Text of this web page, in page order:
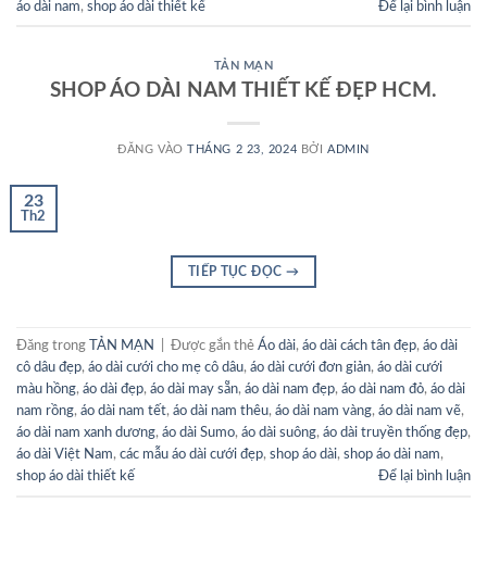
áo dài nam, shop áo dài thiết kế Để lại bình luận
TẢN MẠN
SHOP ÁO DÀI NAM THIẾT KẾ ĐẸP HCM.
ĐĂNG VÀOTHÁNG 2 23, 2024 BỞI ADMIN
23
Th2
TIẾP TỤC ĐỌC →
Đăng trong TẢN MẠN Được gắn thẻ Áo dài, áo dài cách tân đẹp, áo dài
cô dâu đẹp, áo dài cưới cho mẹ cô dâu, áo dài cưới đơn giản, áo dài cưới
màu hồng, áo dài đẹp, áo dài may sẵn, áo dài nam đẹp, áo dài nam đỏ, áo dài
nam rồng, áo dài nam tết, áo dài nam thêu, áo dài nam vàng, áo dài nam vẽ,
áo dài nam xanh dương, áo dài Sumo, áo dài suông, áo dài truyền thống đẹp,
áo dài Việt Nam, các mẫu áo dài cưới đẹp, shop áo dài, shop áo dài nam,
shop áo dài thiết kế
Để lại bình luận